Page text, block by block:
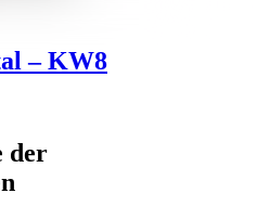
– KW8
der